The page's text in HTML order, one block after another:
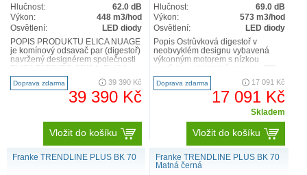
Hlučnost:
62.0 dB
Výkon:
448 m3/hod
Osvětlení:
LED diody
POPIS PRODUKTU ELICA NUAGE
je komínový odsavač par (digestoř)
navržený designérem společnosti
NUAGE je vyroben z nerezo..
Doprava zdarma 39 390 Kč
39 390 Kč
Vložit do košíku
Hlučnost:
69.0 dB
Výkon:
573 m3/hod
Osvětlení:
LED diody
Popis Ostrůvková digestoř v
neobvyklém designu vybavená
výkonným motorem s nízkou
digestoř lze bezdrátově prop..
Doprava zdarma 17 091 Kč
17 091 Kč
Skladem
Vložit do košíku
Franke TRENDLINE PLUS BK 70
Franke TRENDLINE PLUS BK 70
Matná černá